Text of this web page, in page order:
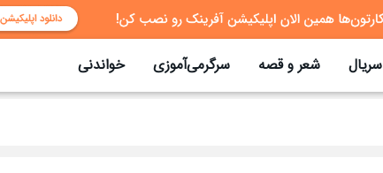
سریال شعر و قصه سرگرمی‌آموزی خواندنی